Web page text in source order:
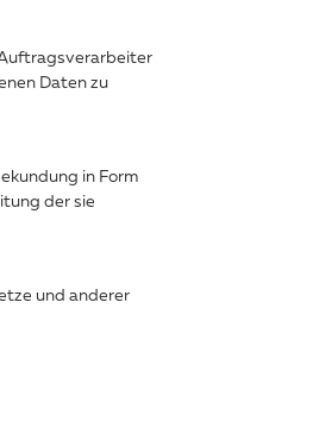
Daten zu
in Form
der sie
und anderer